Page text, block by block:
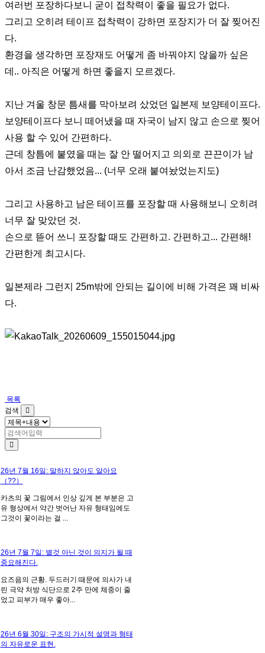
여러번 포장하다보니 굳이 접착력이 좋을 필요가 없다.
그리고 오히려 테이프 접착력이 강하면 포장지가 더 잘 찢어진
다.
환경을 생각하면 포장재도 어떻게 좀 바꿔야지 않을까 싶은
데.. 아직은 어떻게 하면 좋을지 모르겠다.
지난 겨울 창문 틈새를 막아보려 샀었던 일본제 보양테이프다.
보양테이프다 보니 떼어냈을 때 자국이 남지 않고 손으로 찢어
사용 할 수 있어 간편하다.
근데 창틈에 붙였을 때는 잘 안 떨어지고 의외로 끈끈이가 남
아서 조금 난감했었음... (너무 오래 붙여놨었는지도)
그리고 사용하고 남은 테이프를 포장할 때 사용해보니 오히려
너무 잘 맞았던 것.
손으로 뜯어 쓰니 포장할 때도 간편하고. 간편하고... 간편해!
간편한게 최고시다.
일본제라 그런지 25m밖에 안되는 길이에 비해 가격은 꽤 비싸
다.
목록
검색
26년 7월 16일: 말하지 않아도 알아요
（??）
카츠의 꽃 그림에서 인상 깊게 본 부분은 고
유 형상에서 약간 벗어난 자유 형태임에도
그것이 꽃이라는 걸 ...
26년 7월 7일: 별것 아닌 것이 의지가 될 때
중요해진다.
요즈음의 근황. 두드러기 때문에 의사가 내
린 극약 처방 식단으로 2주 만에 체중이 줄
었고 피부가 매우 좋아...
26년 6월 30일: 구조의 가시적 설명과 형태
의 자유로운 표현.